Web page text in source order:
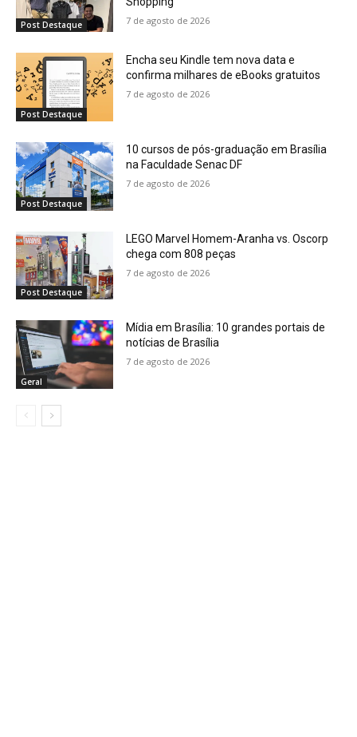
Post Destaque 7 de agosto de 2026
Post Destaque
Encha seu Kindle tem nova data e
confirma milhares de eBooks gratuitos
7 de agosto de 2026
Post Destaque
10 cursos de pós-graduação em Brasília
na Faculdade Senac DF
7 de agosto de 2026
Post Destaque
LEGO Marvel Homem-Aranha vs. Oscorp
chega com 808 peças
7 de agosto de 2026
Geral
Mídia em Brasília: 10 grandes portais de
notícias de Brasília
7 de agosto de 2026